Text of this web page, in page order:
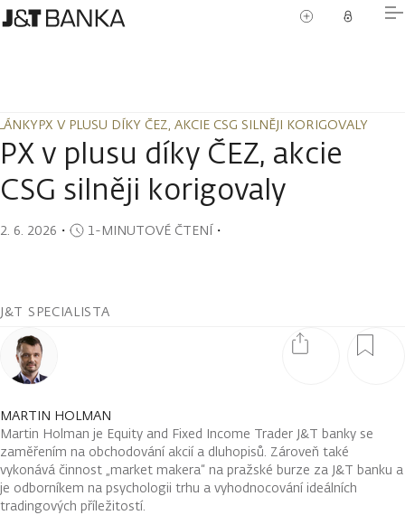
PX V PLUSU DÍKY ČEZ, AKCIE CSG SILNĚJI KORIGOVALY
PX V PLUSU DÍKY ČEZ, AKCIE CSG SILNĚJI KORIGOVALY
PX v plusu díky ČEZ, akcie
CSG silněji korigovaly
2. 6. 2026 ・ 1-MINUTOVÉ ČTENÍ・
J&T SPECIALISTA
MARTIN HOLMAN
Martin Holman je Equity and Fixed Income Trader J&T banky se
zaměřením na obchodování akcií a dluhopisů. Zároveň také
vykonává činnost „market makera“ na pražské burze za J&T banku a
je odborníkem na psychologii trhu a vyhodnocování ideálních
tradingových příležitostí.